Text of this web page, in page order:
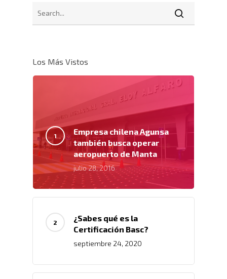
Los Más Vistos
Empresa chilena Agunsa
también busca operar
aeropuerto de Manta
julio 28, 2016
¿Sabes qué es la
Certificación Basc?
septiembre 24, 2020